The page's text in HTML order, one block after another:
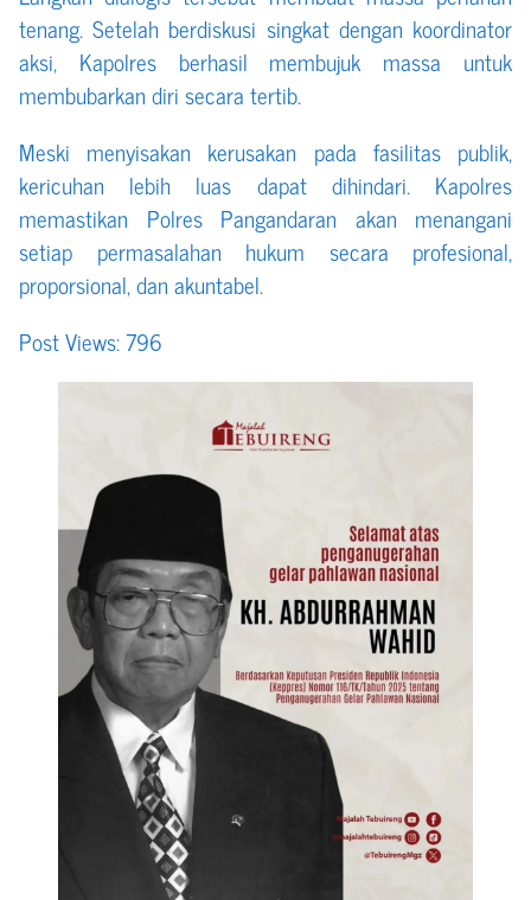
tenang. Setelah berdiskusi singkat dengan koordinator
aksi, Kapolres berhasil membujuk massa untuk
membubarkan diri secara tertib.
Meski menyisakan kerusakan pada fasilitas publik,
kericuhan lebih luas dapat dihindari. Kapolres
memastikan Polres Pangandaran akan menangani
setiap permasalahan hukum secara profesional,
proporsional, dan akuntabel.
Post Views:796